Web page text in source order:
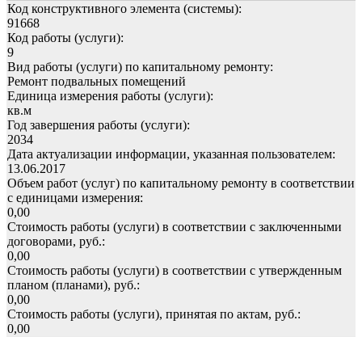
Код конструктивного элемента (системы):
91668
Код работы (услуги):
9
Вид работы (услуги) по капитальному ремонту:
Ремонт подвальных помещений
Единица измерения работы (услуги):
кв.м
Год завершения работы (услуги):
2034
Дата актуализации информации, указанная пользователем:
13.06.2017
Объем работ (услуг) по капитальному ремонту в соответствии
с единицами измерения:
0,00
Стоимость работы (услуги) в соответствии с заключенными
договорами, руб.:
0,00
Стоимость работы (услуги) в соответствии с утвержденным
планом (планами), руб.:
0,00
Стоимость работы (услуги), принятая по актам, руб.:
0,00